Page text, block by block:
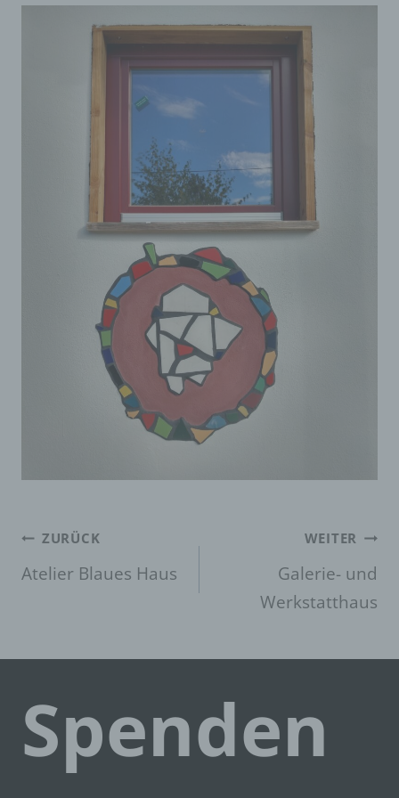
ZURÜCK
Atelier Blaues Haus
WEITER
Galerie- und
Werkstatthaus
Spenden
Offenlegung durch Übermittlung, Verbreitung
oder eine andere Form der Bereitstellung, den
Abgleich oder die Verknüpfung, die
Einschränkung, das Löschen oder die
Vernichtung.
d) Einschränkung der
Einschränkung der Verarbeitung ist die
Markierung gespeicherter personenbezogener
Daten mit dem Ziel, ihre künftige Verarbeitung
einzuschränken.
e) Profiling
Profiling ist jede Art der automatisierten
Verarbeitung personenbezogener Daten, die
darin besteht, dass diese personenbezogenen
Daten verwendet werden, um bestimmte
persönliche Aspekte, die sich auf eine
natürliche Person beziehen, zu bewerten,
insbesondere, um Aspekte bezüglich
Arbeitsleistung, wirtschaftlicher Lage,
Gesundheit, persönlicher Vorlieben,
Interessen, Zuverlässigkeit, Verhalten,
personenbezogener Daten in einer Weise, auf
welche die personenbezogenen Daten ohne
Hinzuziehung zusätzlicher Informationen nicht
organisatorischen Maßnahmen unterliegen,
die gewährleisten, dass die
personenbezogenen Daten nicht einer
identifizierten oder identifizierbaren natürlichen
Person zugewiesen werden.